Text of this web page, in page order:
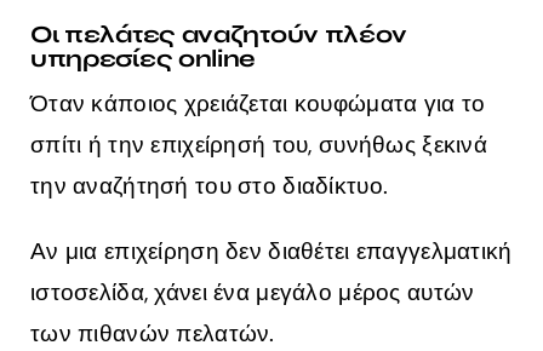
Οι πελάτες αναζητούν πλέον
υπηρεσίες online
Όταν κάποιος χρειάζεται κουφώματα για το
σπίτι ή την επιχείρησή του, συνήθως ξεκινά
την αναζήτησή του στο διαδίκτυο.
Αν μια επιχείρηση δεν διαθέτει επαγγελματική
ιστοσελίδα, χάνει ένα μεγάλο μέρος αυτών
των πιθανών πελατών.